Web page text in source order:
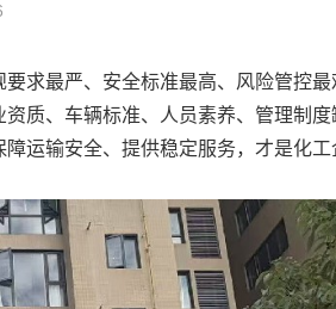
求最严、安全标准最高、风险管控最
质、车辆标准、人员素养、管理制度
运输安全、提供稳定服务，才是化工